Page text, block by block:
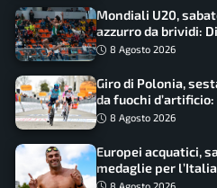
Mondiali U20,
azzurro da brividi:
Inzoli sognano le
8 Agosto 2026
Giro di Polonia,
da fuochi d’artificio:
può attaccare la
8 Agosto 2026
Europei acquatici,
medaglie per
Paltrinieri guida la
8 Agosto 2026